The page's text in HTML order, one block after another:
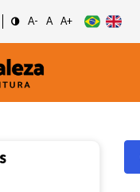
A- A A+